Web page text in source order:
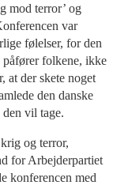
mod terror’ og
var
følelser, for den
påfører folkene, ikke
at der skete noget
den danske
vil tage.
og terror,
for Arbejderpartiet
konferencen med